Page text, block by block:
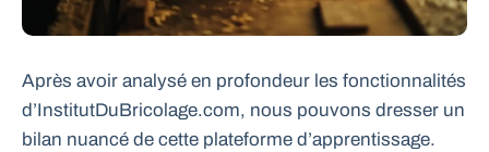
Après avoir analysé en profondeur les fonctionnalités
d’InstitutDuBricolage.com, nous pouvons dresser un
bilan nuancé de cette plateforme d’apprentissage.